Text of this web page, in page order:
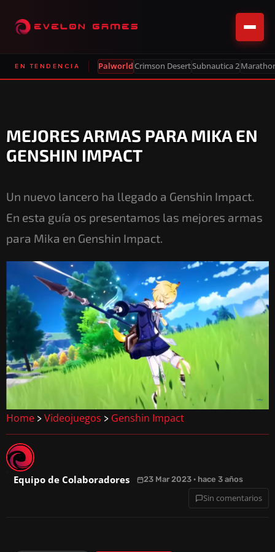
EN TENDENCIA PalworldCrimson DesertSubnautica 2
MEJORES ARMAS PARA MIKA EN
GENSHIN IMPACT
Un nuevo lancero ha llegado a Genshin Impact.
En esta guía os presentamos las mejores armas
para Mika en Genshin Impact.
Home > Videojuegos > Genshin Impact
Equipo de Colaboradores 23 Mar 2023 · hace 3 años
Sin comentarios